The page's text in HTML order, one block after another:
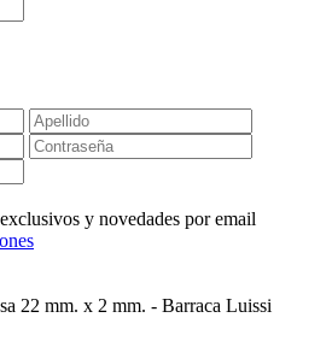
y novedades por email